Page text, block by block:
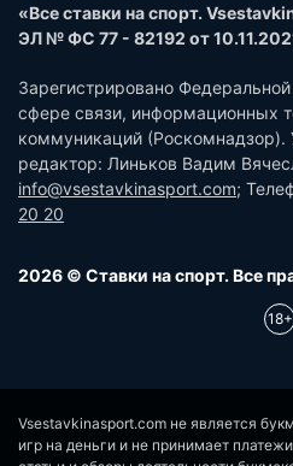
«Все ставки на спорт.
ЭЛ № ФС 77 - 82192 от
Зарегистрировано
сфере связи, информационных
коммуникаций (Роскомнадзор).
редактор: Линьков Вадим
info@vsestavkinasport.com;
20 20
2026 © Ставки на спорт. Все
Vsestavkinasport.com не является
игр на деньги и не принимает